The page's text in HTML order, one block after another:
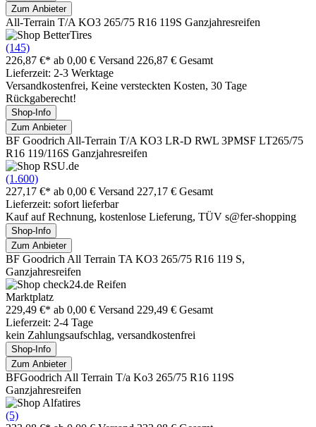
Zum Anbieter
All-Terrain T/A KO3 265/75 R16 119S Ganzjahresreifen
(145)
226,87 €* ab 0,00 € Versand 226,87 € Gesamt
Lieferzeit: 2-3 Werktage
Versandkostenfrei, Keine versteckten Kosten, 30 Tage
Rückgaberecht!
Shop-Info
Zum Anbieter
BF Goodrich All-Terrain T/A KO3 LR-D RWL 3PMSF LT265/75
R16 119/116S Ganzjahresreifen
(1.600)
227,17 €* ab 0,00 € Versand 227,17 € Gesamt
Lieferzeit: sofort lieferbar
Kauf auf Rechnung, kostenlose Lieferung, TÜV s@fer-shopping
Shop-Info
Zum Anbieter
BF Goodrich All Terrain TA KO3 265/75 R16 119 S,
Ganzjahresreifen
Marktplatz
229,49 €* ab 0,00 € Versand 229,49 € Gesamt
Lieferzeit: 2-4 Tage
kein Zahlungsaufschlag, versandkostenfrei
Shop-Info
Zum Anbieter
BFGoodrich All Terrain T/a Ko3 265/75 R16 119S
Ganzjahresreifen
(5)